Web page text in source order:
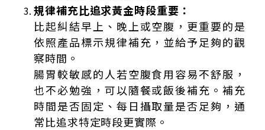
規律補充比追求黃金時段重要：
比起糾結早上、晚上或空腹，更重要的是
依照產品標示規律補充，並給予足夠的觀
察時間。
腸胃較敏感的人若空腹食用容易不舒服，
也不必勉強，可以隨餐或飯後補充。補充
時間是否固定、每日攝取量是否足夠，通
常比追求特定時段更實際。